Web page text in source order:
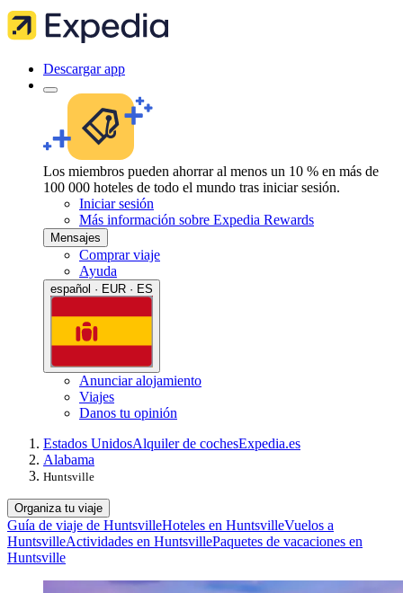
Descargar app
Los miembros pueden ahorrar al menos un 10 % en más de
100 000 hoteles de todo el mundo tras iniciar sesión.
Iniciar sesión
Más información sobre Expedia Rewards
Mensajes
Comprar viaje
Ayuda
español · EUR · ES
Anunciar alojamiento
Viajes
Danos tu opinión
Estados UnidosAlquiler de cochesExpedia.es
Alabama
Huntsville
Organiza tu viaje
Guía de viaje de HuntsvilleHoteles en HuntsvilleVuelos a
HuntsvilleActividades en HuntsvillePaquetes de vacaciones en
Huntsville